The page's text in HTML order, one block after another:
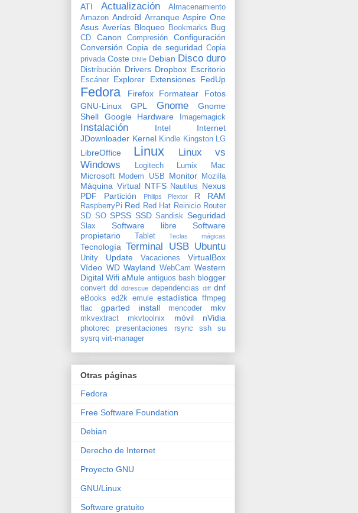
ATI Actualización
Almacenamiento
Amazon Android Arranque Aspire One
Asus Averías Bloqueo Bookmarks Bug
CD Canon Compresión
Configuración
Conversión Copia de seguridad Copia
privada Coste DNIe Debian Disco duro
Distribución Drivers Dropbox Escritorio
Escáner Explorer Extensiones FedUp
Fedora Firefox Formatear
Fotos
GNU-Linux
GPL Gnome
Gnome
Shell
Google Hardware Imagemagick
Instalación Intel
Internet
JDownloader Kernel Kindle Kingston LG
LibreOffice Linux
Linux vs
Windows
Logitech Lumix Mac
Microsoft Modem USB Monitor Mozilla
Máquina Virtual NTFS Nautilus
Nexus
PDF
Partición Philips Plextor R RAM
RaspberryPi Red Red Hat Reinicio Router
SD SO SPSS SSD Sandisk Seguridad
Slax Software libre
Software
propietario
Tablet Teclas mágicas
Tecnología Terminal USB Ubuntu
Unity Update Vacaciones
VirtualBox
Vídeo WD Wayland WebCam Western
Digital Wifi aMule antiguos bash blogger
convert dd ddrescue dependencias diff dnf
eBooks ed2k emule estadística ffmpeg
flac
gparted install mencoder mkv
mkvextract mkvtoolnix móvil nVidia
photorec presentaciones rsync ssh
su
sysrq virt-manager
Otras páginas
Fedora
Free Software Foundation
Debian
Derecho de Internet
Proyecto GNU
GNU/Linux
Software gratuito